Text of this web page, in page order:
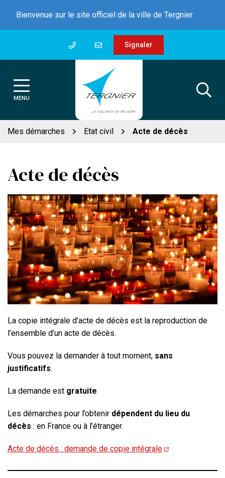
contenu
Bienvenue sur le site officiel de la ville de Tergnier
Signaler
MENU
Mes démarches Etat civil Acte de décès
Acte de décès
La copie intégrale d’acte de décès est la reproduction de
l’ensemble d’un acte de décès.
Vous pouvez la demander à tout moment, sans
justificatifs.
La demande est gratuite.
Les démarches pour l’obtenir dépendent du lieu du
décès : en France ou à l’étranger.
Acte de décès : demande de copie intégrale